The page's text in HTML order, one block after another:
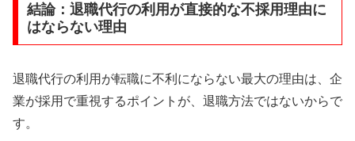
結論：退職代行の利用が直接的な不採用理由に
はならない理由
退職代行の利用が転職に不利にならない最大の理由は、企
業が採用で重視するポイントが、退職方法ではないからで
す。